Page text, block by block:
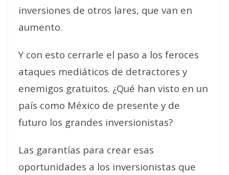
inversiones de otros lares, que van en
aumento.
Y con esto cerrarle el paso a los feroces
ataques mediáticos de detractores y
enemigos gratuitos. ¿Qué han visto en un
país como México de presente y de
futuro los grandes inversionistas?
Las garantías para crear esas
oportunidades a los inversionistas que